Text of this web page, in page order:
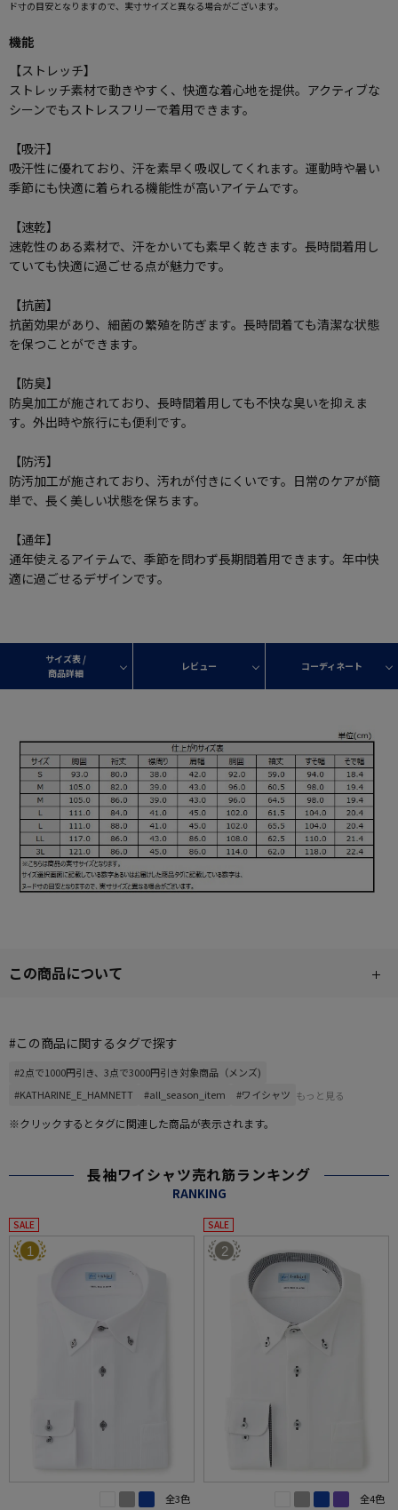
ド寸の目安となりますので、実寸サイズと異なる場合がございます。
機能
【ストレッチ】
ストレッチ素材で動きやすく、快適な着心地を提供。アクティブな
シーンでもストレスフリーで着用できます。
【吸汗】
吸汗性に優れており、汗を素早く吸収してくれます。運動時や暑い
季節にも快適に着られる機能性が高いアイテムです。
【速乾】
速乾性のある素材で、汗をかいても素早く乾きます。長時間着用し
ていても快適に過ごせる点が魅力です。
【抗菌】
抗菌効果があり、細菌の繁殖を防ぎます。長時間着ても清潔な状態
を保つことができます。
【防臭】
防臭加工が施されており、長時間着用しても不快な臭いを抑えま
す。外出時や旅行にも便利です。
【防汚】
防汚加工が施されており、汚れが付きにくいです。日常のケアが簡
単で、長く美しい状態を保ちます。
【通年】
通年使えるアイテムで、季節を問わず長期間着用できます。年中快
適に過ごせるデザインです。
サイズ表 /
商品詳細
レビュー コーディネート
この商品について
#この商品に関するタグで探す
#2点で1000円引き、3点で3000円引き対象商品（メンズ)
#KATHARINE_E_HAMNETT
#all_season_item #ワイシャツ もっと見る
※クリックするとタグに関連した商品が表示されます。
長袖ワイシャツ売れ筋ランキング
RANKING
SALE
1
全3色
SALE
2
全4色